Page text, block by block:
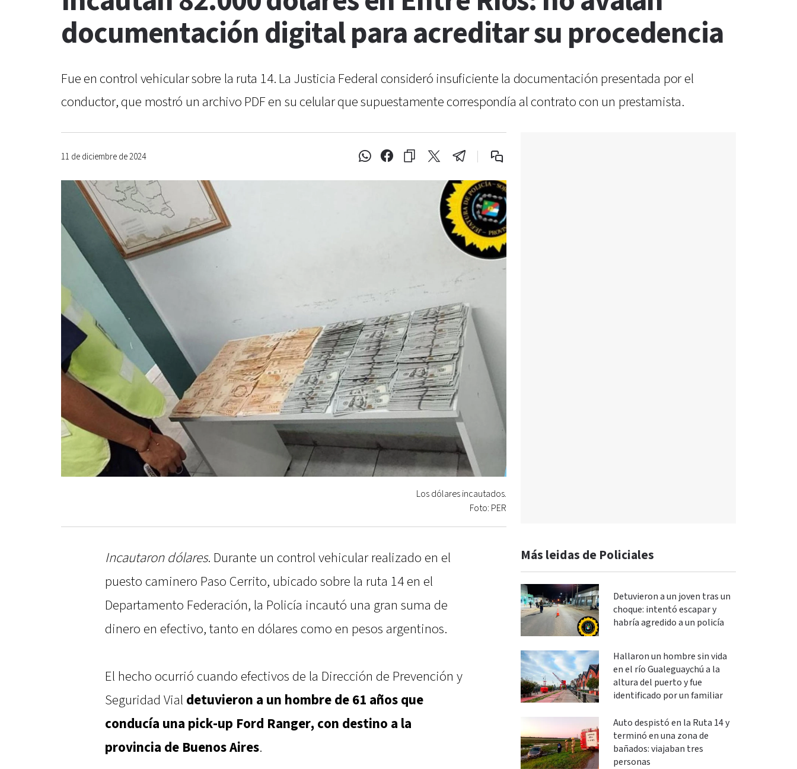
documentación digital para acreditar su procedencia
Fue en control vehicular sobre la ruta 14. La Justicia Federal consideró insuficiente la documentación presentada por el
conductor, que mostró un archivo PDF en su celular que supuestamente correspondía al contrato con un prestamista.
11 de diciembre de 2024
Los dólares incautados.
Foto: PER
Incautaron dólares. Durante un control vehicular realizado en el
puesto caminero Paso Cerrito, ubicado sobre la ruta 14 en el
Departamento Federación, la Policía incautó una gran suma de
dinero en efectivo, tanto en dólares como en pesos argentinos.
El hecho ocurrió cuando efectivos de la Dirección de Prevención y
Seguridad Vial detuvieron a un hombre de 61 años que
conducía una pick-up Ford Ranger, con destino a la
provincia de Buenos Aires.
Más leidas de Policiales
Detuvieron a un joven tras un
choque: intentó escapar y
habría agredido a un policía
Hallaron un hombre sin vida
en el río Gualeguaychú a la
altura del puerto y fue
identificado por un familiar
Auto despistó en la Ruta 14 y
terminó en una zona de
bañados: viajaban tres
personas